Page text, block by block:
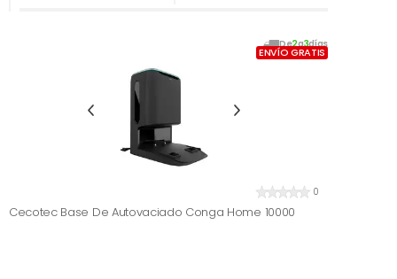
De2a3días
ENVÍO GRATIS
0
Cecotec Base De Autovaciado Conga Home 10000